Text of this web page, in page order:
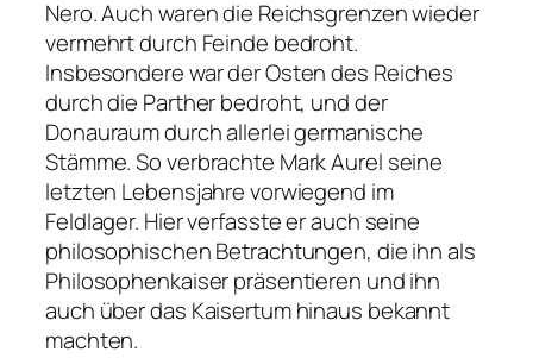
Nero. Auch waren die Reichsgrenzen wieder
vermehrt durch Feinde bedroht.
Insbesondere war der Osten des Reiches
durch die Parther bedroht, und der
Donauraum durch allerlei germanische
Stämme. So verbrachte Mark Aurel seine
letzten Lebensjahre vorwiegend im
Feldlager. Hier verfasste er auch seine
philosophischen Betrachtungen, die ihn als
Philosophenkaiser präsentieren und ihn
auch über das Kaisertum hinaus bekannt
machten.